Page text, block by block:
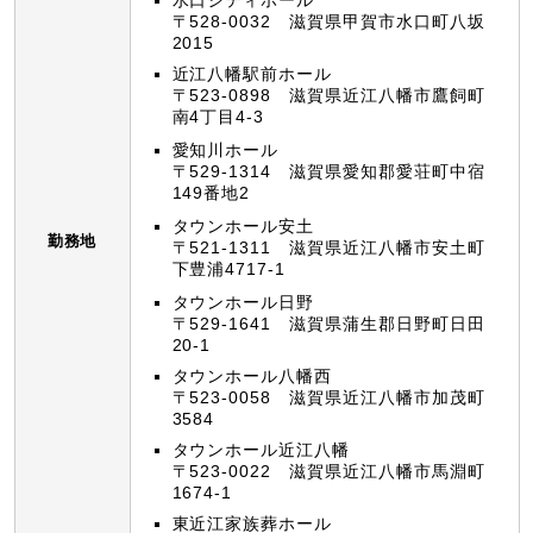
勤務地
〒528-0032 滋賀県甲賀市水口町八坂
2015
近江八幡駅前ホール
〒523-0898 滋賀県近江八幡市鷹飼町
南4丁目4-3
愛知川ホール
〒529-1314 滋賀県愛知郡愛荘町中宿
149番地2
タウンホール安土
〒521-1311 滋賀県近江八幡市安土町
下豊浦4717-1
タウンホール日野
〒529-1641 滋賀県蒲生郡日野町日田
20-1
タウンホール八幡西
〒523-0058 滋賀県近江八幡市加茂町
3584
タウンホール近江八幡
〒523-0022 滋賀県近江八幡市馬淵町
1674-1
東近江家族葬ホール